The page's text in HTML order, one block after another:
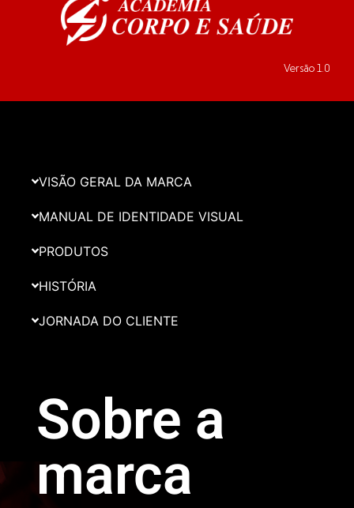
Versão 1.0
VISÃO GERAL DA MARCA
MANUAL DE IDENTIDADE VISUAL
PRODUTOS
HISTÓRIA
JORNADA DO CLIENTE
Sobre a
marca